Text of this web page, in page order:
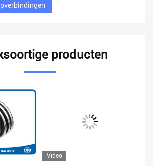
producten
Video